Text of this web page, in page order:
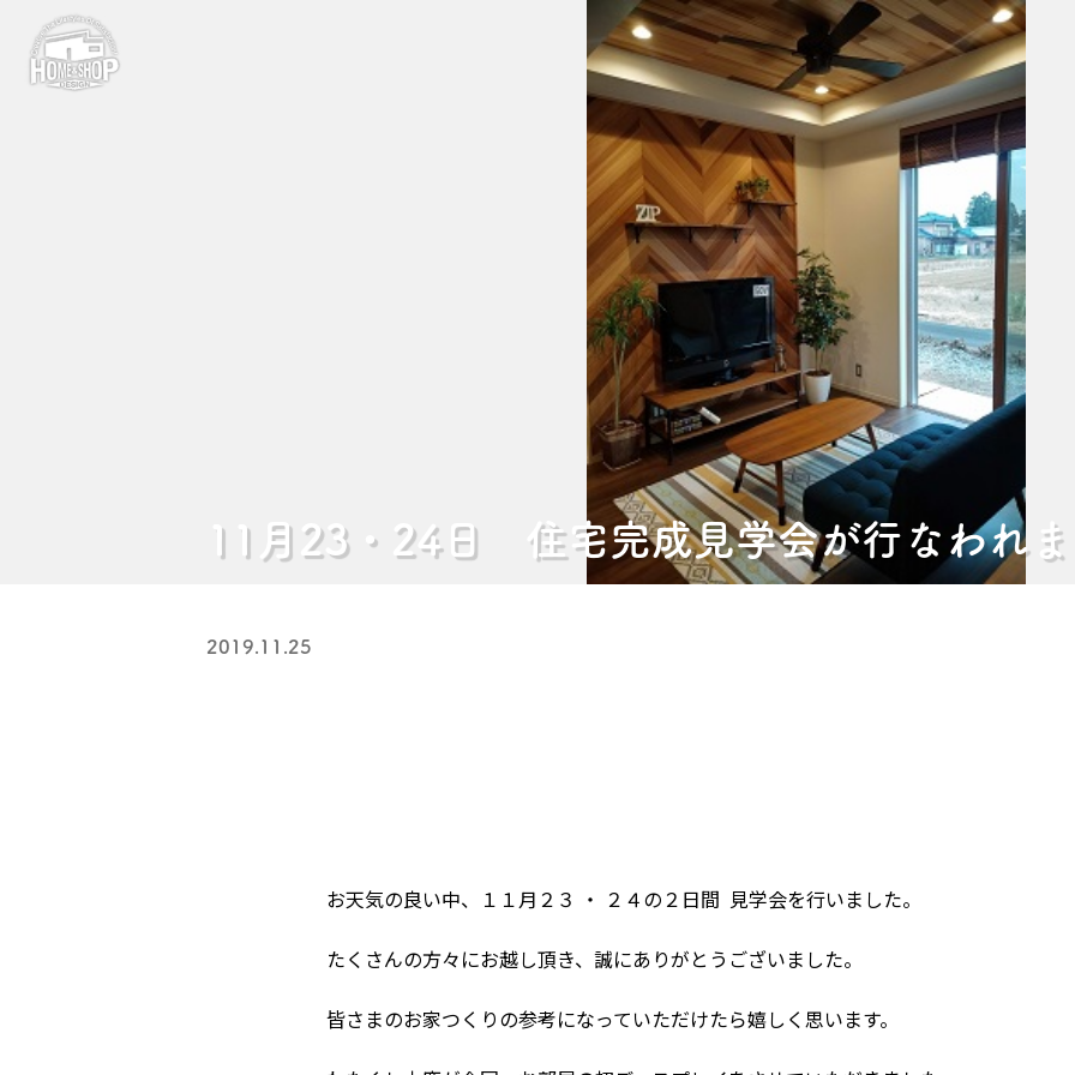
11月23・24日 住宅完成見学会が行なわれ
2019.11.25
お天気の良い中、１１月２３ ・ ２４の２日間 見学会を行いました。
たくさんの方々にお越し頂き、誠にありがとうございました。
皆さまのお家つくりの参考になっていただけたら嬉しく思います。